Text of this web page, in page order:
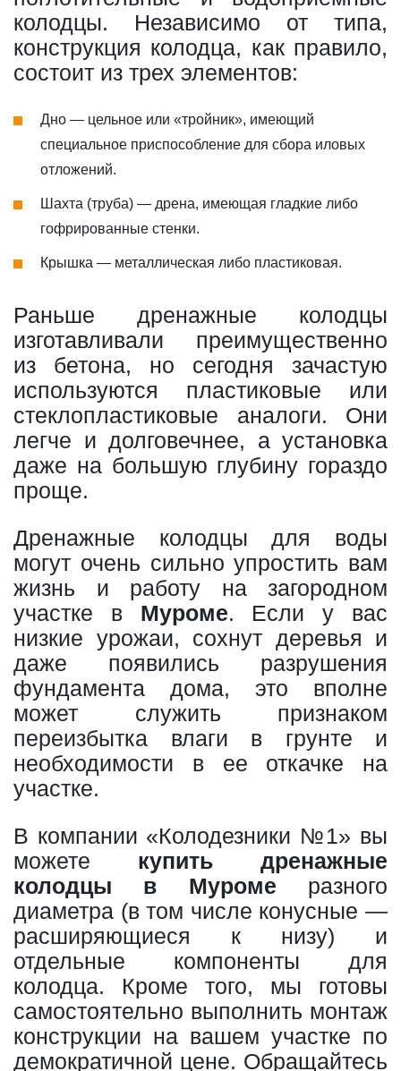
колодцы. Независимо от типа,
конструкция колодца, как правило,
состоит из трех элементов:
Дно — цельное или «тройник», имеющий
специальное приспособление для сбора иловых
отложений.
Шахта (труба) — дрена, имеющая гладкие либо
гофрированные стенки.
Крышка — металлическая либо пластиковая.
Раньше дренажные колодцы
изготавливали преимущественно
из бетона, но сегодня зачастую
используются пластиковые или
стеклопластиковые аналоги. Они
легче и долговечнее, а установка
даже на большую глубину гораздо
проще.
Дренажные колодцы для воды
могут очень сильно упростить вам
жизнь и работу на загородном
участке в Муроме. Если у вас
низкие урожаи, сохнут деревья и
даже появились разрушения
фундамента дома, это вполне
может служить признаком
переизбытка влаги в грунте и
необходимости в ее откачке на
участке.
В компании «Колодезники №1» вы
можете купить дренажные
колодцы в Муроме разного
диаметра (в том числе конусные —
расширяющиеся к низу) и
отдельные компоненты для
колодца. Кроме того, мы готовы
самостоятельно выполнить монтаж
конструкции на вашем участке по
демократичной цене. Обращайтесь